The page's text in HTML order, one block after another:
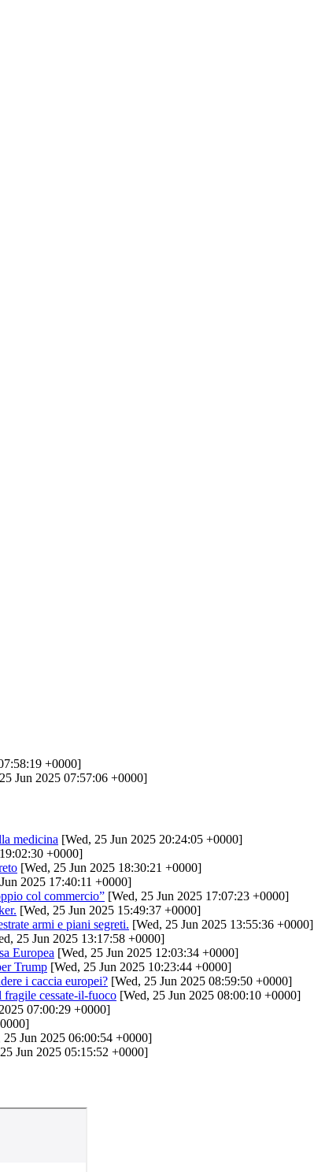
+0000]
Jun 2025 07:57:06 +0000]
medicina [Wed, 25 Jun 2025 20:24:05 +0000]
+0000]
[Wed, 25 Jun 2025 18:30:21 +0000]
2025 17:40:11 +0000]
col commercio” [Wed, 25 Jun 2025 17:07:23 +0000]
[Wed, 25 Jun 2025 15:49:37 +0000]
armi e piani segreti. [Wed, 25 Jun 2025 13:55:36 +0000]
25 Jun 2025 13:17:58 +0000]
Europea [Wed, 25 Jun 2025 12:03:34 +0000]
Trump [Wed, 25 Jun 2025 10:23:44 +0000]
i caccia europei? [Wed, 25 Jun 2025 08:59:50 +0000]
fragile cessate-il-fuoco [Wed, 25 Jun 2025 08:00:10 +0000]
07:00:29 +0000]
25 Jun 2025 06:00:54 +0000]
Jun 2025 05:15:52 +0000]